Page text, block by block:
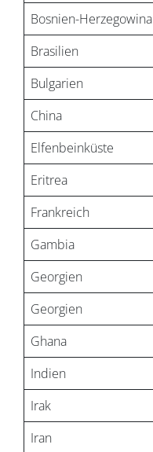
Bosnien-Herzegowina
Brasilien
Bulgarien
China
Elfenbeinküste
Eritrea
Frankreich
Gambia
Georgien
Georgien
Ghana
Indien
Irak
Iran